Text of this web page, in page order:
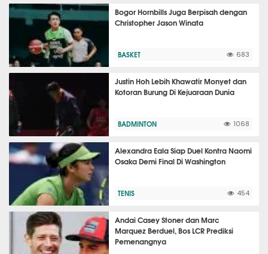
Bogor Hornbills Juga Berpisah dengan
Christopher Jason Winata
BASKET 683
Justin Hoh Lebih Khawatir Monyet dan
Kotoran Burung Di Kejuaraan Dunia
BADMINTON 1068
Alexandra Eala Siap Duel Kontra Naomi
Osaka Demi Final Di Washington
TENIS 454
Andai Casey Stoner dan Marc
Marquez Berduel, Bos LCR Prediksi
Pemenangnya